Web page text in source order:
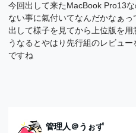
今回出して来たMacBook Pro13
ない事に氣付いてなんだかなぁ
出して様子を見てから上位版を
うなるとやはり先行組のレビュ
ですね
管理人＠うぉず